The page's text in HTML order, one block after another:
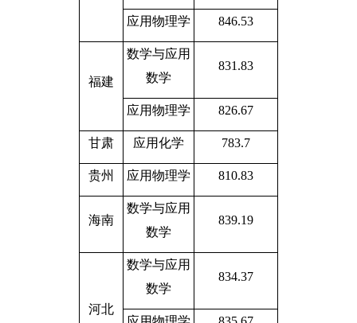
应用物理学 846.53
福建
数学与应用
数学
831.83
应用物理学 826.67
甘肃 应用化学 783.7
贵州 应用物理学 810.83
海南
数学与应用
数学
839.19
河北
数学与应用
数学
834.37